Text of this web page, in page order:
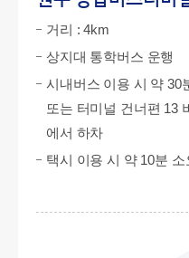
거리 : 4km
상지대 통학버스 운행
시내버스 이용 시 약 30
또는 터미널 건너편 13
에서 하차
택시 이용 시 약 10분 소